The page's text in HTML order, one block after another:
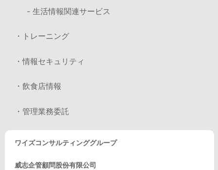
- 生活情報関連サービス
・トレーニング
・情報セキュリティ
・飲食店情報
・管理業務委託
ワイズコンサルティンググループ
威志企管顧問股份有限公司